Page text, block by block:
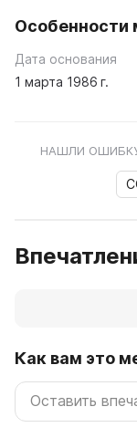
Особенности
Дата основания
1 марта 1986 г.
НАШЛИ
Как вам это